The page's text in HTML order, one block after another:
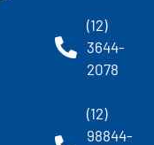
(12)
3644-
2078
(12)
98844-